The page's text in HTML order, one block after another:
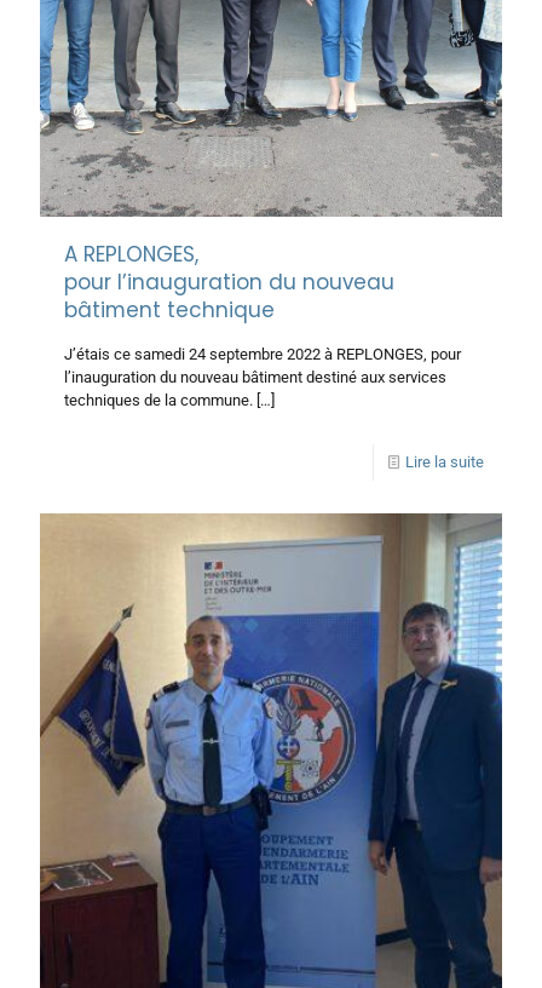
A REPLONGES,
pour l’inauguration du nouveau
bâtiment technique
J’étais ce samedi 24 septembre 2022 à REPLONGES, pour
l’inauguration du nouveau bâtiment destiné aux services
techniques de la commune. […]
Lire la suite